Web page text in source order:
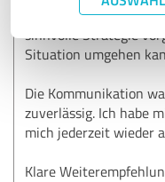
er nicht einfach nur
sinnvolle Strategie
Situation umgehen
Die Kommunikation
zuverlässig. Ich habe
mich jederzeit wieder
Klare